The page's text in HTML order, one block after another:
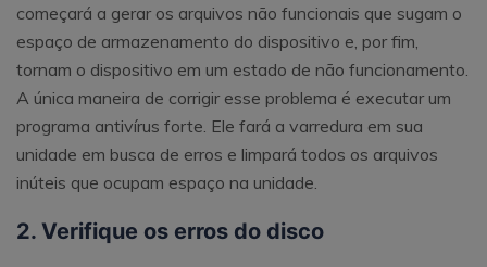
começará a gerar os arquivos não funcionais que sugam o
espaço de armazenamento do dispositivo e, por fim,
tornam o dispositivo em um estado de não funcionamento.
A única maneira de corrigir esse problema é executar um
programa antivírus forte. Ele fará a varredura em sua
unidade em busca de erros e limpará todos os arquivos
inúteis que ocupam espaço na unidade.
2. Verifique os erros do disco